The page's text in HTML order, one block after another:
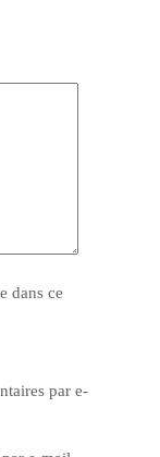
dans ce
par e-